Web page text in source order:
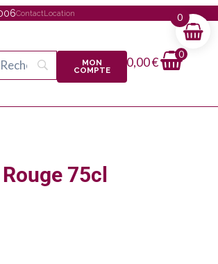
ContactLocation
MON
COMPTE
0,00€
0
75cl
0